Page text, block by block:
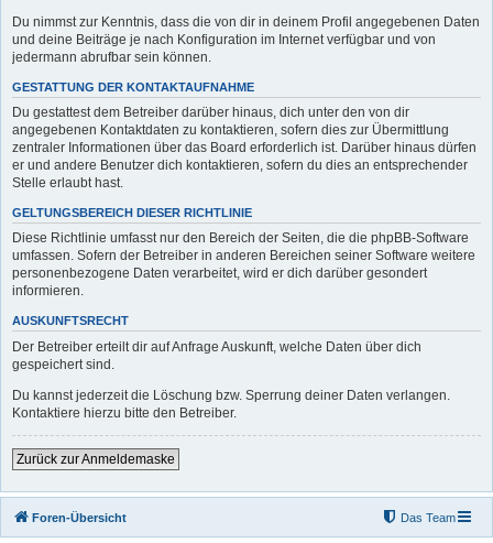
Du nimmst zur Kenntnis, dass die von dir in deinem Profil angegebenen Daten
und deine Beiträge je nach Konfiguration im Internet verfügbar und von
jedermann abrufbar sein können.
GESTATTUNG DER KONTAKTAUFNAHME
Du gestattest dem Betreiber darüber hinaus, dich unter den von dir
angegebenen Kontaktdaten zu kontaktieren, sofern dies zur Übermittlung
zentraler Informationen über das Board erforderlich ist. Darüber hinaus dürfen
er und andere Benutzer dich kontaktieren, sofern du dies an entsprechender
Stelle erlaubt hast.
GELTUNGSBEREICH DIESER RICHTLINIE
Diese Richtlinie umfasst nur den Bereich der Seiten, die die phpBB-Software
umfassen. Sofern der Betreiber in anderen Bereichen seiner Software weitere
personenbezogene Daten verarbeitet, wird er dich darüber gesondert
informieren.
AUSKUNFTSRECHT
Der Betreiber erteilt dir auf Anfrage Auskunft, welche Daten über dich
gespeichert sind.
Du kannst jederzeit die Löschung bzw. Sperrung deiner Daten verlangen.
Kontaktiere hierzu bitte den Betreiber.
Zurück zur Anmeldemaske
Foren-Übersicht Das Team